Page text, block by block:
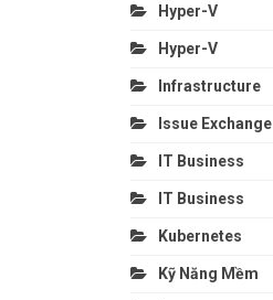
Hyper-V
Hyper-V
Infrastructure
Issue Exchange
IT Business
IT Business
Kubernetes
Kỹ Năng Mềm